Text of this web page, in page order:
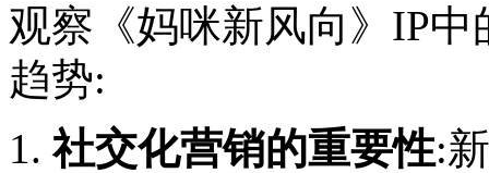
观察《妈咪新风向》IP
趋势:
1.社交化营销的重要性: